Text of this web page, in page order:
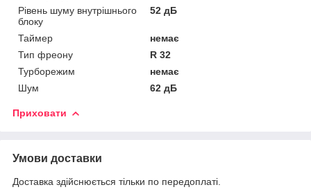
Рівень шуму внутрішнього
блоку
52 дБ
Таймер
немає
Тип фреону
R 32
Турборежим
немає
Шум
62 дБ
Приховати
Умови доставки
Доставка здійснюється тільки по передоплаті.